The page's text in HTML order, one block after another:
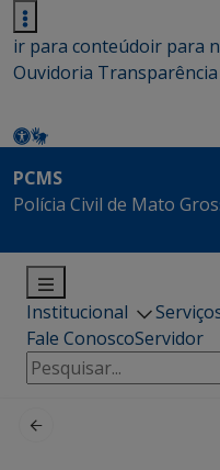
ir para conteúdoir para
Ouvidoria Transparência
PCMS
Polícia Civil de Mato
Institucional
Fale ConoscoServidor
Pesquisar
por: